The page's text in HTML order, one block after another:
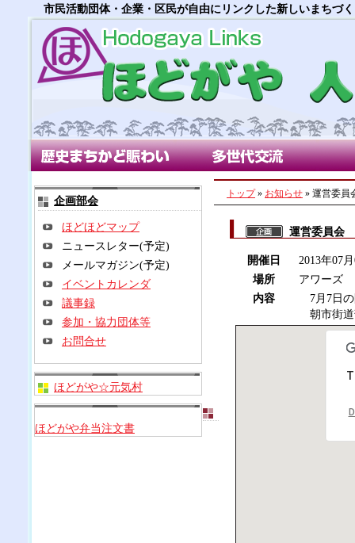
市民活動団体・企業・区民が自由にリンクした新しいまちづ
多世代交流部会 朝市
トップ» お知らせ » 運営委員
運営委員会
開催日
2013年07
場所
アワーズ
内容
7月7日の
朝市街道
企画部会
ほどほどマップ
ニュースレター(予定)
メールマガジン(予定)
イベントカレンダ
議事録
参加・協力団体等
お問合せ
ほどがや☆元気村
ほどがや弁当注文書